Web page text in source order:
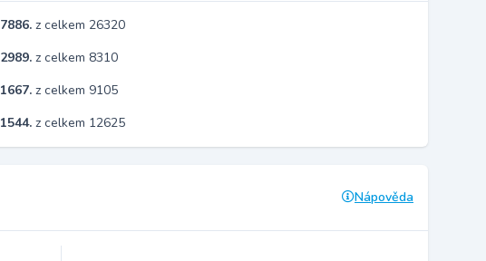
7886. z celkem 26320
2989. z celkem 8310
1667. z celkem 9105
1544. z celkem 12625
Nápověda